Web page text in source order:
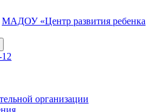
МАДОУ «Центр развития ребенка
организации